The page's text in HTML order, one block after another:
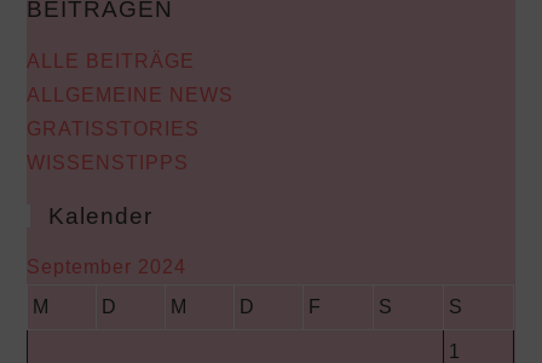
BEITRÄGEN
ALLE BEITRÄGE
ALLGEMEINE NEWS
GRATISSTORIES
WISSENSTIPPS
Kalender
September 2024
M
D M D F S S
1